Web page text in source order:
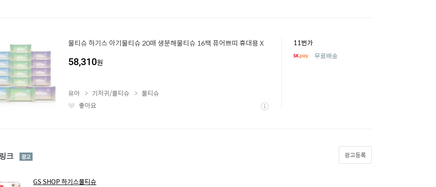
물티슈 하기스 아기물티슈 20매 생분해물티슈 16팩 퓨어쁘띠 휴대용 X
58,310원
11번가
무료배송
좋 상
유아 기저귀/물티슈
물티슈
좋아요
크 광
고
광고등록
GS SHOP 하기스물티슈